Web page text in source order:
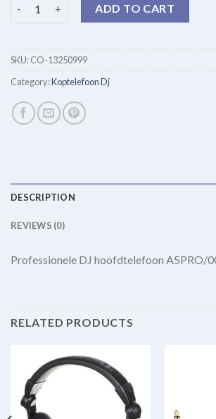
ADD TO CART
SKU:CO-13250999
Category:Koptelefoon Dj
DESCRIPTION
REVIEWS (0)
Professionele DJ hoofdtelefoon A5PRO/
RELATED PRODUCTS